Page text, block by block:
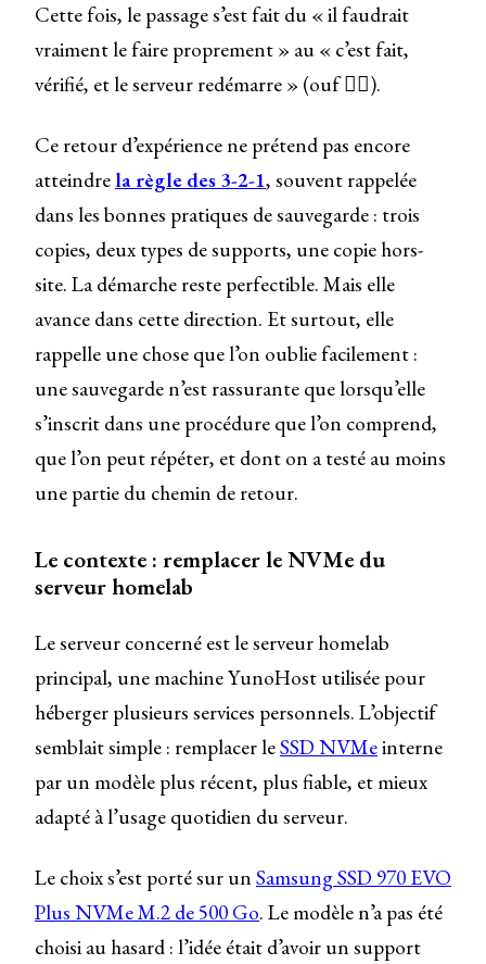
Cette fois, le passage s’est fait du « il faudrait
vraiment le faire proprement » au « c’est fait,
vérifié, et le serveur redémarre » (ouf 😮‍💨).
Ce retour d’expérience ne prétend pas encore
atteindre la règle des 3-2-1, souvent rappelée
dans les bonnes pratiques de sauvegarde : trois
copies, deux types de supports, une copie hors-
site. La démarche reste perfectible. Mais elle
avance dans cette direction. Et surtout, elle
rappelle une chose que l’on oublie facilement :
une sauvegarde n’est rassurante que lorsqu’elle
s’inscrit dans une procédure que l’on comprend,
que l’on peut répéter, et dont on a testé au moins
une partie du chemin de retour.
Le contexte : remplacer le NVMe du
serveur homelab
Le serveur concerné est le serveur homelab
principal, une machine YunoHost utilisée pour
héberger plusieurs services personnels. L’objectif
semblait simple : remplacer leSSD NVMeinterne
par un modèle plus récent, plus fiable, et mieux
adapté à l’usage quotidien du serveur.
Le choix s’est porté sur un Samsung SSD 970 EVO
Plus NVMe M.2 de 500 Go. Le modèle n’a pas été
choisi au hasard : l’idée était d’avoir un support